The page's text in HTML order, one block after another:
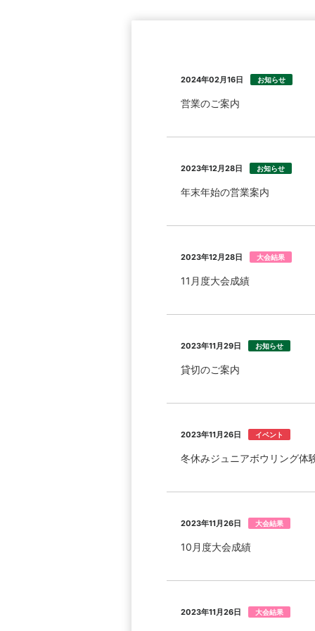
2024年02月16日 お知らせ
営業のご案内
2023年12月28日 お知らせ
年末年始の営業案内
2023年12月28日 大会結果
11月度大会成績
2023年11月29日 お知らせ
貸切のご案内
2023年11月26日 イベント
冬休みジュニアボウリング体
2023年11月26日 大会結果
10月度大会成績
2023年11月26日 大会結果